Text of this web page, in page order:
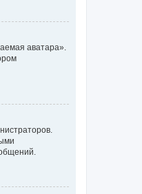
аватара».